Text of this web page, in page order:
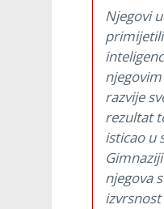
Njegovi
razvije
rezultat
isticao u
njegova